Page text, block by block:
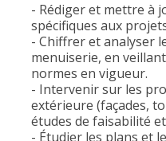
- Rédiger et mettre à
spécifiques aux
- Chiffrer et analyser
menuiserie, en
normes en vigueur.
- Intervenir sur les
extérieure (façades,
études de faisabilité
- Étudier les plans et